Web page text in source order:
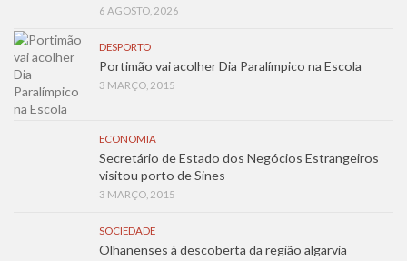
6 AGOSTO, 2026
DESPORTO
Portimão vai acolher Dia Paralímpico na Escola
3 MARÇO, 2015
ECONOMIA
Secretário de Estado dos Negócios Estrangeiros
visitou porto de Sines
3 MARÇO, 2015
SOCIEDADE
Olhanenses à descoberta da região algarvia